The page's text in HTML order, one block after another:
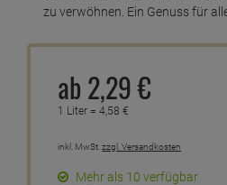
zu verwöhnen. Ein Genuss für
ab 2,29€
1 Liter = 4,58 €
inkl. MwSt. zzgl. Versandkosten
Mehr als 10 verfügbar